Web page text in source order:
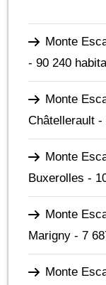
Monte
- 90 240
Monte
Châtellerault -
Monte
Buxerolles -
Monte
Marigny - 7
Monte